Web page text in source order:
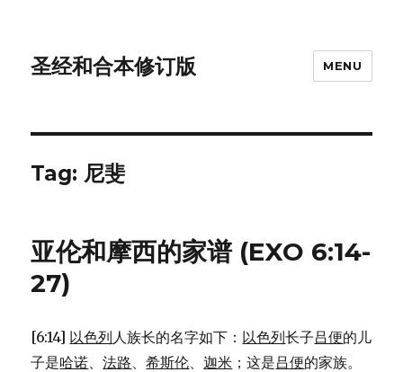
圣经和合本修订版 MENU
Tag: 尼斐
亚伦和摩西的家谱 (EXO 6:14-
27)
[6:14] 以色列人族长的名字如下： 以色列长子吕便的儿
子是哈诺、法路、希斯伦、迦米 ；这是吕便的家族。